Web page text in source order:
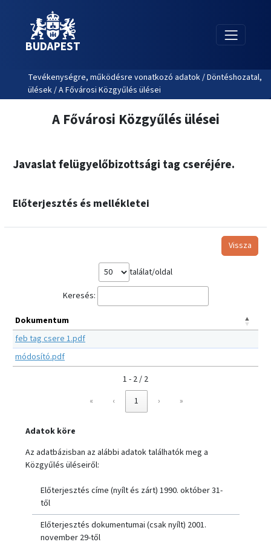
BUDAPEST
Tevékenységre, működésre vonatkozó adatok / Döntéshozatal,
ülések / A Fővárosi Közgyűlés ülései
A Fővárosi Közgyűlés ülései
Javaslat felügyelőbizottsági tag cseréjére.
Előterjesztés és mellékletei
Vissza
találat/oldal
Keresés:
Dokumentum
feb tag csere 1.pdf
módosító.pdf
1 - 2 / 2
«
‹ 1 › »
Adatok köre
Az adatbázisban az alábbi adatok találhatók meg a
Közgyűlés üléseiről:
Előterjesztés címe (nyílt és zárt) 1990. október 31-
től
Előterjesztés dokumentumai (csak nyílt) 2001.
november 29-től